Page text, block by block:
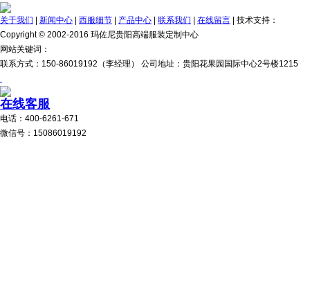
关于我们 新闻中心 西服细节 产品中心 联系我们 在线留言 | 技术支持：
Copyright © 2002-2016 玛佐尼贵阳高端服装定制中心
网站关键词：
联系方式：150-86019192（李经理） 公司地址：贵阳花果园国际中心2号楼1215
在线客服
电话：400-6261-671
微信号：15086019192